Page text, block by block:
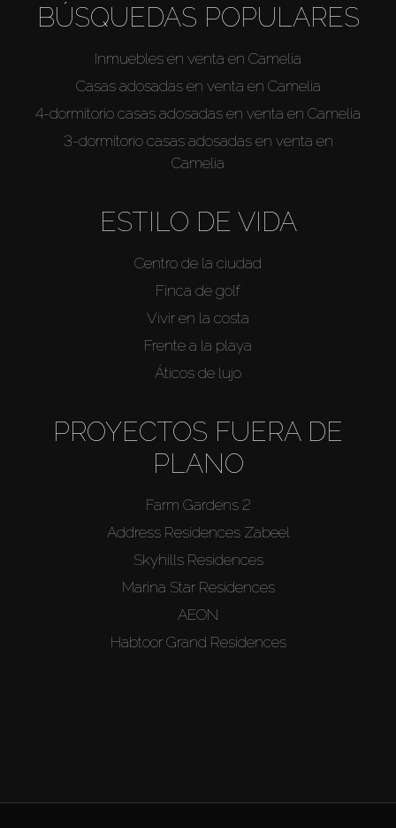
BÚSQUEDAS POPULARES
Inmuebles en venta en Camelia
Casas adosadas en venta en Camelia
4-dormitorio casas adosadas en venta en Camelia
3-dormitorio casas adosadas en venta en
Camelia
ESTILO DE VIDA
Centro de la ciudad
Finca de golf
Vivir en la costa
Frente a la playa
Áticos de lujo
PROYECTOS FUERA DE
PLANO
Farm Gardens 2
Address Residences Zabeel
Skyhills Residences
Marina Star Residences
AEON
Habtoor Grand Residences